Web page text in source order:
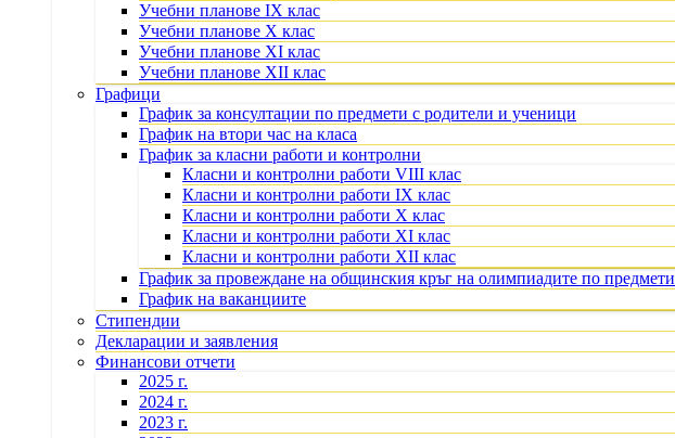
Учебни планове IX клас
Учебни планове X клас
Учебни планове XI клас
Учебни планове XII клас
Графици
График за консултации по предмети с родители и ученици
График на втори час на класа
График за класни работи и контролни
Класни и контролни работи VIII клас
Класни и контролни работи IX клас
Класни и контролни работи X клас
Класни и контролни работи XI клас
Класни и контролни работи XII клас
График за провеждане на общинския кръг на олимпиадите по предмети
График на ваканциите
Стипендии
Декларации и заявления
Финансови отчети
2025 г.
2024 г.
2023 г.